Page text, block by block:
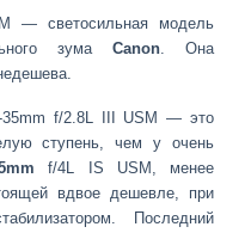
— светосильная модель
зума Canon. Она
35mm f/2.8L III USM — это
ступень, чем у очень
f/4L IS USM, менее
вдвое дешевле, при
Последний